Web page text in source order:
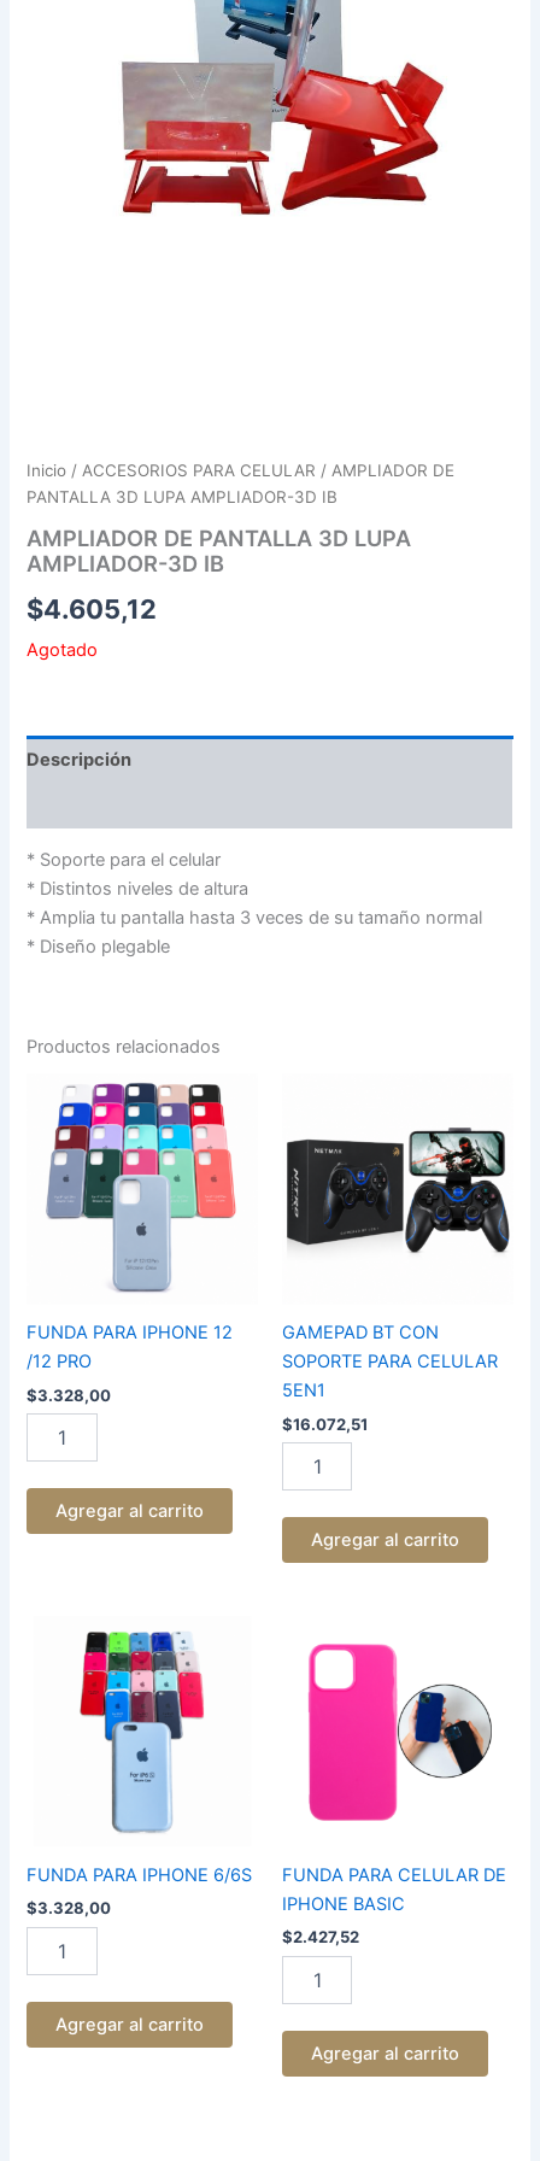
Inicio / ACCESORIOS PARA CELULAR / AMPLIADOR DE
PANTALLA 3D LUPA AMPLIADOR-3D IB
AMPLIADOR DE PANTALLA 3D LUPA
AMPLIADOR-3D IB
$4.605,12
Agotado
Descripción
* Soporte para el celular
* Distintos niveles de altura
* Amplia tu pantalla hasta 3 veces de su tamaño normal
* Diseño plegable
Productos relacionados
FUNDA PARA IPHONE 12
/12 PRO
$3.328,00
FUNDA
PARA
IPHONE
/12
PRO
Agregar al carrito
GAMEPAD BT CON
SOPORTE PARA CELULAR
5EN1
$16.072,51
SOPORTE
PARA
CELULAR
cantidad
Agregar al carrito
FUNDA PARA IPHONE 6/6S
$3.328,00
IPHONE
cantidad
Agregar al carrito
FUNDA PARA CELULAR DE
IPHONE BASIC
$2.427,52
PARA
Agregar al carrito